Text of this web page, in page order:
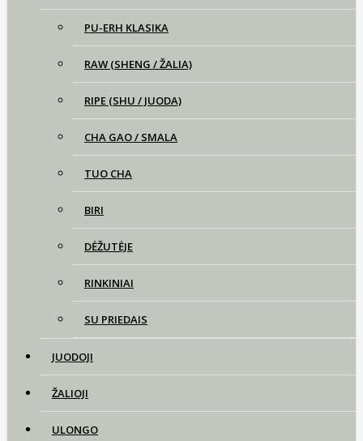
PU-ERH KLASIKA
RAW (SHENG / ŽALIA)
RIPE (SHU / JUODA)
CHA GAO / SMALA
TUO CHA
BIRI
DĖŽUTĖJE
RINKINIAI
SU PRIEDAIS
JUODOJI
ŽALIOJI
ULONGO